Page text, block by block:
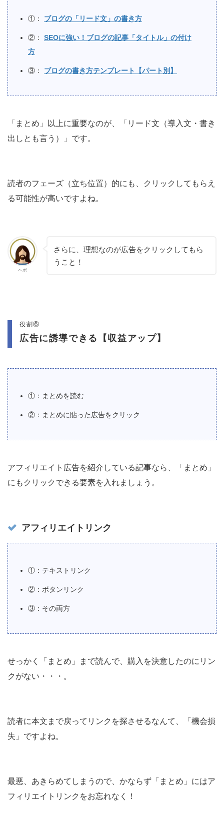
①： ブログの「リード文」の書き方
②： SEOに強い！ブログの記事「タイトル」の付け
方
③： ブログの書き方テンプレート【パート別】
「まとめ」以上に重要なのが、「リード文（導入文・書き
出しとも言う）」です。
読者のフェーズ（立ち位置）的にも、クリックしてもらえ
る可能性が高いですよね。
ヘボ
さらに、理想なのが広告をクリックしてもら
うこと！
役割⑥
広告に誘導できる【収益アップ】
①：まとめを読む
②：まとめに貼った広告をクリック
アフィリエイト広告を紹介している記事なら、「まとめ」
にもクリックできる要素を入れましょう。
アフィリエイトリンク
①：テキストリンク
②：ボタンリンク
③：その両方
せっかく「まとめ」まで読んで、購入を決意したのにリン
クがない・・・。
読者に本文まで戻ってリンクを探させるなんて、「機会損
失」ですよね。
最悪、あきらめてしまうので、かならず「まとめ」にはア
フィリエイトリンクをお忘れなく！